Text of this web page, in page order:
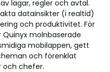
lagar, regler och avtal.
datainsikter (i realtid)
och produktivitet. För
molnbaserade
mobilappen, gett
och förenklat
och chefer.